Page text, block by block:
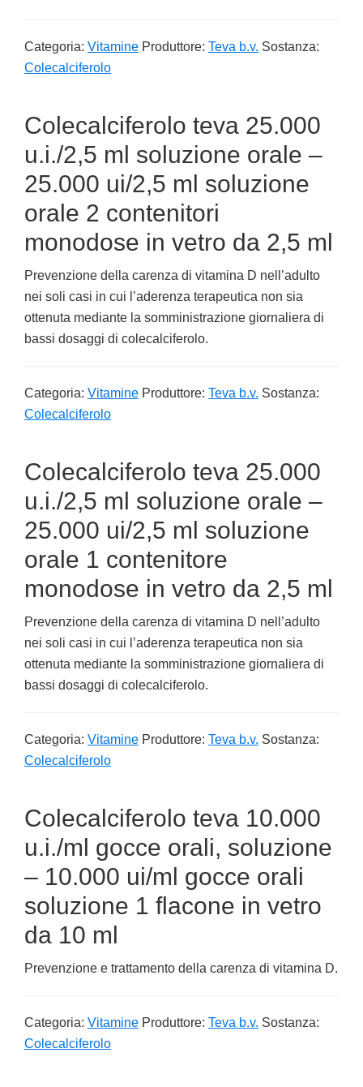
Categoria: Vitamine Produttore: Teva b.v. Sostanza:
Colecalciferolo
Colecalciferolo teva 25.000
u.i./2,5 ml soluzione orale –
25.000 ui/2,5 ml soluzione
orale 2 contenitori
monodose in vetro da 2,5 ml
Prevenzione della carenza di vitamina D nell’adulto
nei soli casi in cui l’aderenza terapeutica non sia
ottenuta mediante la somministrazione giornaliera di
bassi dosaggi di colecalciferolo.
Categoria: Vitamine Produttore: Teva b.v. Sostanza:
Colecalciferolo
Colecalciferolo teva 25.000
u.i./2,5 ml soluzione orale –
25.000 ui/2,5 ml soluzione
orale 1 contenitore
monodose in vetro da 2,5 ml
Prevenzione della carenza di vitamina D nell’adulto
nei soli casi in cui l’aderenza terapeutica non sia
ottenuta mediante la somministrazione giornaliera di
bassi dosaggi di colecalciferolo.
Categoria: Vitamine Produttore: Teva b.v. Sostanza:
Colecalciferolo
Colecalciferolo teva 10.000
u.i./ml gocce orali, soluzione
– 10.000 ui/ml gocce orali
soluzione 1 flacone in vetro
da 10 ml
Prevenzione e trattamento della carenza di vitamina D.
Categoria: Vitamine Produttore: Teva b.v. Sostanza:
Colecalciferolo